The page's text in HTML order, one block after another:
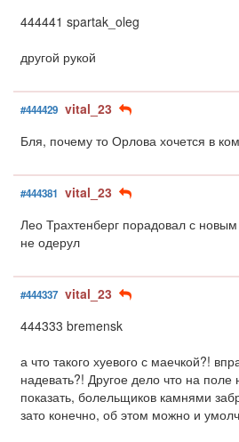
444441 spartak_oleg
другой рукой
#444429 vital_23
Бля, почему то Орлова хочется в
#444381 vital_23
Лео Трахтенберг порадовал с
не одерул
#444337 vital_23
444333 bremensk
а что такого хуевого с маечкой?!
надевать?! Другое дело что на поле
показать, болельщиков камнями
зато конечно, об этом можно и